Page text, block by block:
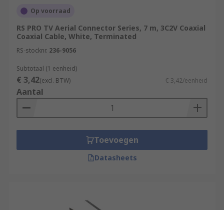
Op voorraad
RS PRO TV Aerial Connector Series, 7 m, 3C2V Coaxial
Coaxial Cable, White, Terminated
RS-stocknr. 236-9056
Subtotaal (1 eenheid)
€ 3,42(excl. BTW) € 3,42/eenheid
Aantal
Toevoegen
Datasheets